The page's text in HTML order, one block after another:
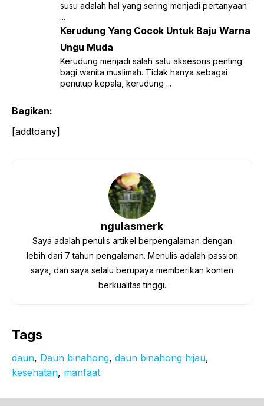
susu adalah hal yang sering menjadi pertanyaan
...
Kerudung Yang Cocok Untuk Baju Warna
Ungu Muda
Kerudung menjadi salah satu aksesoris penting
bagi wanita muslimah. Tidak hanya sebagai
penutup kepala, kerudung ...
Bagikan:
[addtoany]
ngulasmerk
Saya adalah penulis artikel berpengalaman dengan
lebih dari 7 tahun pengalaman. Menulis adalah passion
saya, dan saya selalu berupaya memberikan konten
berkualitas tinggi.
Tags
daun, Daun binahong, daun binahong hijau
kesehatan, manfaat